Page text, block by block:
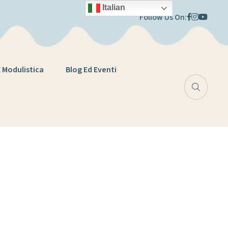
Follow Us On:
Modulistica Blog Ed Eventi
Italian